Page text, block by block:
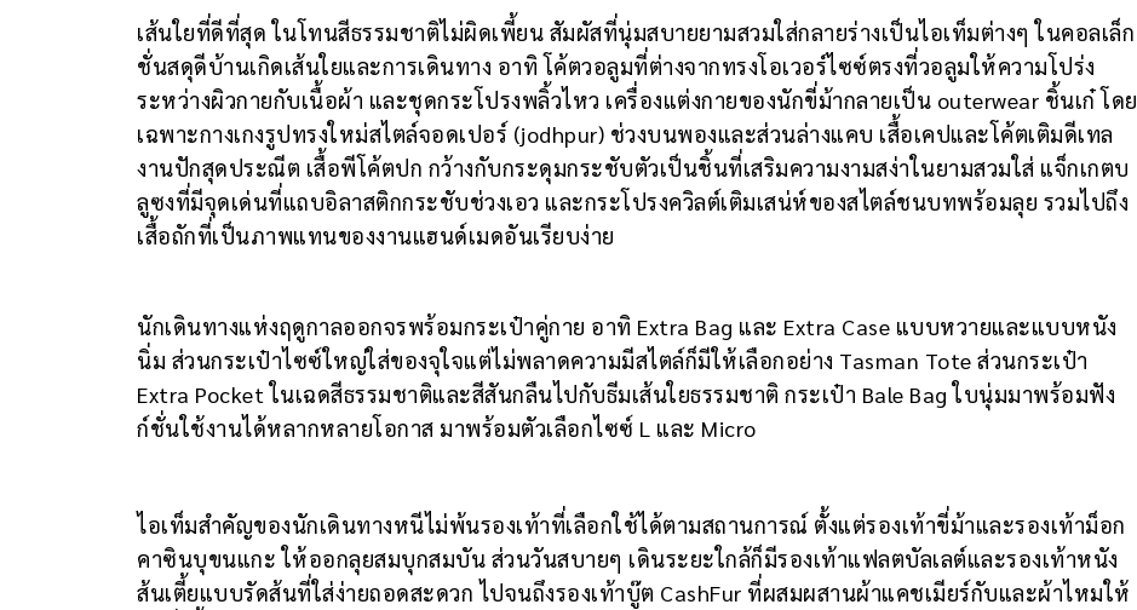
เส้นใยที่ดีที่สุด ในโทนสีธรรมชาติไม่ผิดเพี้ยน สัมผัสที่นุ่มสบายยามสวมใส่กลายร่างเป็นไอเท็มต่างๆ ในคอลเล็ก
ชั่นสดุดีบ้านเกิดเส้นใยและการเดินทาง อาทิ โค้ตวอลูมที่ต่างจากทรงโอเวอร์ไซซ์ตรงที่วอลูมให้ความโปร่ง
ระหว่างผิวกายกับเนื้อผ้า และชุดกระโปรงพลิ้วไหว เครื่องแต่งกายของนักขี่ม้ากลายเป็น outerwear ชิ้นเก๋ โดย
เฉพาะกางเกงรูปทรงใหม่สไตล์จอดเปอร์ (jodhpur) ช่วงบนพองและส่วนล่างแคบ เสื้อเคปและโค้ตเติมดีเทล
งานปักสุดประณีต เสื้อพีโค้ตปก กว้างกับกระดุมกระชับตัวเป็นชิ้นที่เสริมความงามสง่าในยามสวมใส่ แจ็กเกตบ
ลูซงที่มีจุดเด่นที่แถบอิลาสติกกระชับช่วงเอว และกระโปรงควิลต์เติมเสน่ห์ของสไตล์ชนบทพร้อมลุย รวมไปถึง
เสื้อถักที่เป็นภาพแทนของงานแฮนด์เมดอันเรียบง่าย
นักเดินทางแห่งฤดูกาลออกจรพร้อมกระเป๋าคู่กาย อาทิ Extra Bag และ Extra Case แบบหวายและแบบหนัง
นิ่ม ส่วนกระเป๋าไซซ์ใหญ่ใส่ของจุใจแต่ไม่พลาดความมีสไตล์ก็มีให้เลือกอย่าง Tasman Tote ส่วนกระเป๋า
Extra Pocket ในเฉดสีธรรมชาติและสีสันกลืนไปกับธีมเส้นใยธรรมชาติ กระเป๋า Bale Bag ใบนุ่มมาพร้อมฟัง
ก์ชั่นใช้งานได้หลากหลายโอกาส มาพร้อมตัวเลือกไซซ์ L และ Micro
ไอเท็มสำคัญของนักเดินทางหนีไม่พ้นรองเท้าที่เลือกใช้ได้ตามสถานการณ์ ตั้งแต่รองเท้าขี่ม้าและรองเท้าม็อก
คาซินบุขนแกะ ให้ออกลุยสมบุกสมบัน ส่วนวันสบายๆ เดินระยะใกล้ก็มีรองเท้าแฟลตบัลเลต์และรองเท้าหนัง
ส้นเตี้ยแบบรัดส้นที่ใส่ง่ายถอดสะดวก ไปจนถึงรองเท้าบู๊ต CashFur ที่ผสมผสานผ้าแคชเมียร์กับและผ้าไหมให้